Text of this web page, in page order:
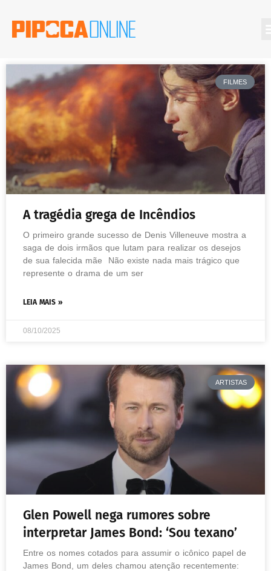
FILMES
A tragédia grega de Incêndios
O primeiro grande sucesso de Denis Villeneuve mostra a
saga de dois irmãos que lutam para realizar os desejos
de sua falecida mãe Não existe nada mais trágico que
represente o drama de um ser
LEIA MAIS »
08/10/2025
ARTISTAS
Glen Powell nega rumores sobre
interpretar James Bond: ‘Sou texano’
Entre os nomes cotados para assumir o icônico papel de
James Bond, um deles chamou atenção recentemente: